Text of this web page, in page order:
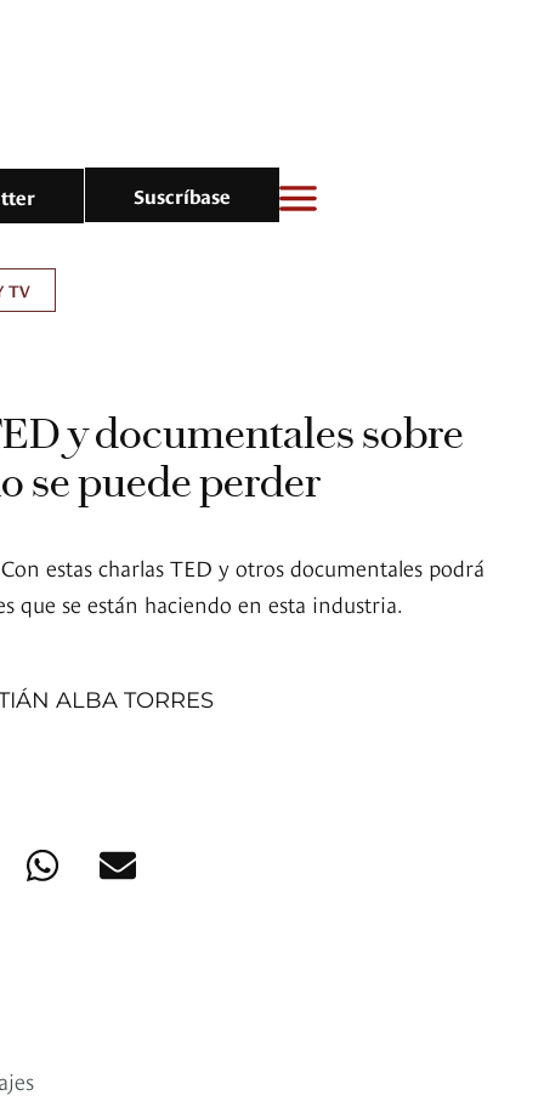
Suscríbase
TV
y documentales sobre
se puede perder
estas charlas TED y otros documentales podrá
que se están haciendo en esta industria.
ALBA TORRES